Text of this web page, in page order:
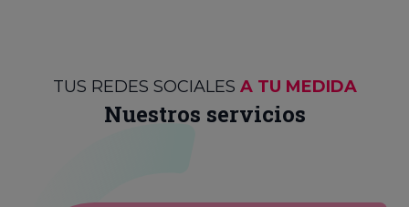
TUS REDES SOCIALES A TU MEDIDA
Nuestros servicios